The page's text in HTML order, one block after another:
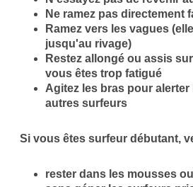
Ne ramez pas directement
Ramez vers les vagues
jusqu'au rivage)
Restez allongé ou assis
vous êtes trop fatigué
Agitez les bras pour
autres surfeurs
Si vous êtes surfeur débutant,
rester dans les mousses